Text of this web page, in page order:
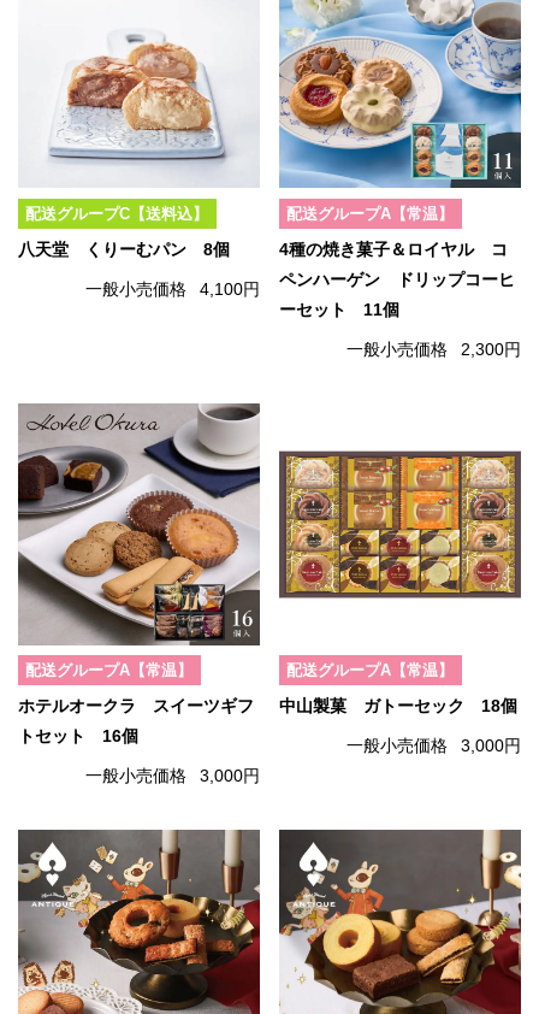
配送グループC【送料込】
八天堂 くりーむパン 8個
一般小売価格 4,100円
配送グループA【常温】
4種の焼き菓子＆ロイヤル コ
ペンハーゲン ドリップコーヒ
ーセット 11個
一般小売価格 2,300円
配送グループA【常温】
ホテルオークラ スイーツギフ
トセット 16個
一般小売価格 3,000円
配送グループA【常温】
中山製菓 ガトーセック 18個
一般小売価格 3,000円